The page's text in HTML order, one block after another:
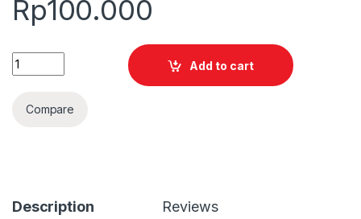
Rp100.000
Quantity
Add to cart
Compare
Description Reviews